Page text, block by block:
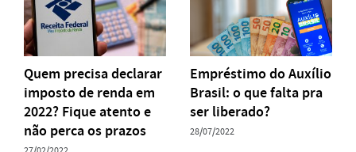
Quem precisa declarar
imposto de renda em
2022? Fique atento e
não perca os prazos
Empréstimo do Auxílio
Brasil: o que falta pra
ser liberado?
28/07/2022